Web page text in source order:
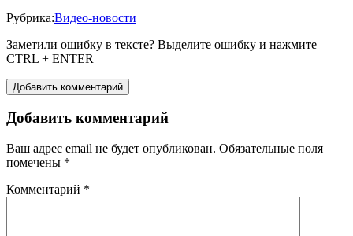
Рубрика:Видео-новости
Заметили ошибку в тексте? Выделите ошибку и нажмите
CTRL + ENTER
Добавить комментарий
Добавить комментарий
Ваш адрес email не будет опубликован. Обязательные поля
помечены *
Комментарий *